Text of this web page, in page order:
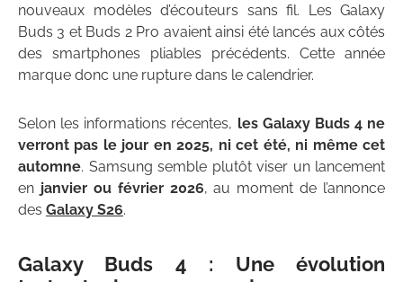
nouveaux modèles d’écouteurs sans fil. Les Galaxy
Buds 3 et Buds 2 Pro avaient ainsi été lancés aux côtés
des smartphones pliables précédents. Cette année
marque donc une rupture dans le calendrier.
Selon les informations récentes, les Galaxy Buds 4 ne
verront pas le jour en 2025, ni cet été, ni même cet
automne. Samsung semble plutôt viser un lancement
en janvier ou février 2026, au moment de l’annonce
des Galaxy S26.
Galaxy Buds 4 : Une évolution